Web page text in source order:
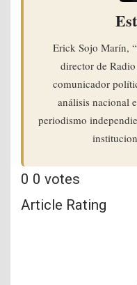
Erick Sojo Marín,
director de
comunicador
análisis nacional
periodismo
0 0 votes
Article Rating